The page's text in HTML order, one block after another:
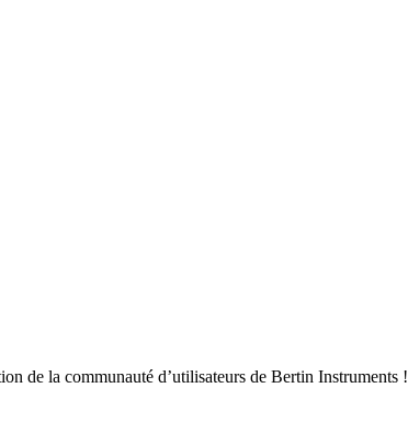
de la communauté d’utilisateurs de Bertin Instruments !